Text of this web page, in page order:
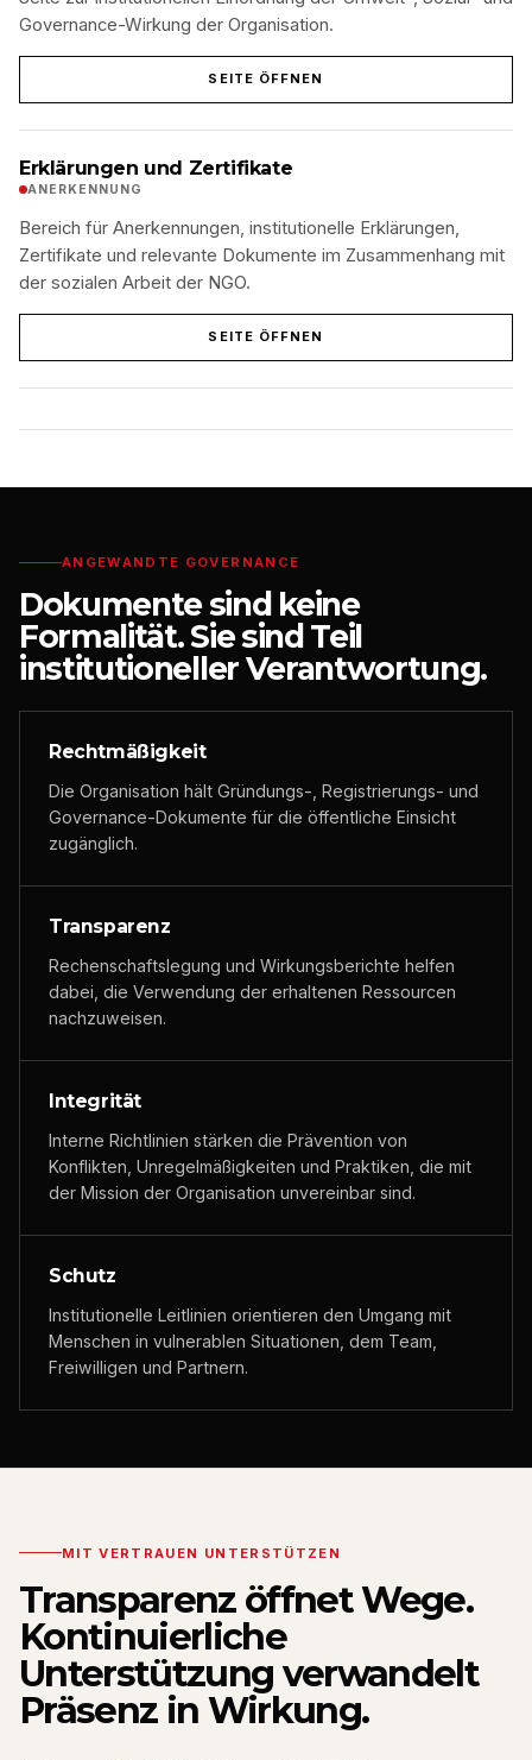
Governance-Wirkung der Organisation.
SEITE ÖFFNEN
Erklärungen und Zertifikate
ANERKENNUNG
Bereich für Anerkennungen, institutionelle Erklärungen,
Zertifikate und relevante Dokumente im Zusammenhang mit
der sozialen Arbeit der NGO.
SEITE ÖFFNEN
ANGEWANDTE GOVERNANCE
Dokumente sind keine
Formalität. Sie sind Teil
institutioneller Verantwortung.
Rechtmäßigkeit
Die Organisation hält Gründungs-, Registrierungs- und
Governance-Dokumente für die öffentliche Einsicht
zugänglich.
Transparenz
Rechenschaftslegung und Wirkungsberichte helfen
dabei, die Verwendung der erhaltenen Ressourcen
nachzuweisen.
Integrität
Interne Richtlinien stärken die Prävention von
Konflikten, Unregelmäßigkeiten und Praktiken, die mit
der Mission der Organisation unvereinbar sind.
Schutz
Institutionelle Leitlinien orientieren den Umgang mit
Menschen in vulnerablen Situationen, dem Team,
Freiwilligen und Partnern.
MIT VERTRAUEN UNTERSTÜTZEN
Transparenz öffnet Wege.
Kontinuierliche
Unterstützung verwandelt
Präsenz in Wirkung.